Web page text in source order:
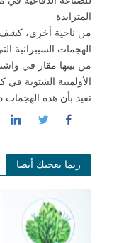
المتزايدة.
من ناحية أخرى،
الهجمات السيبرانية
من بينها مقار في
الأولمبية الشتوية في
تفيد بأن هذه
ربما يعجبك أيضا